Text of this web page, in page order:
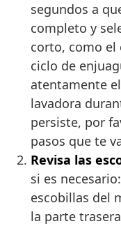
segundos a
completo y
corto, como el
ciclo de
atentamente
lavadora
persiste, por
pasos que te
Revisa las
si es
escobillas del
la parte